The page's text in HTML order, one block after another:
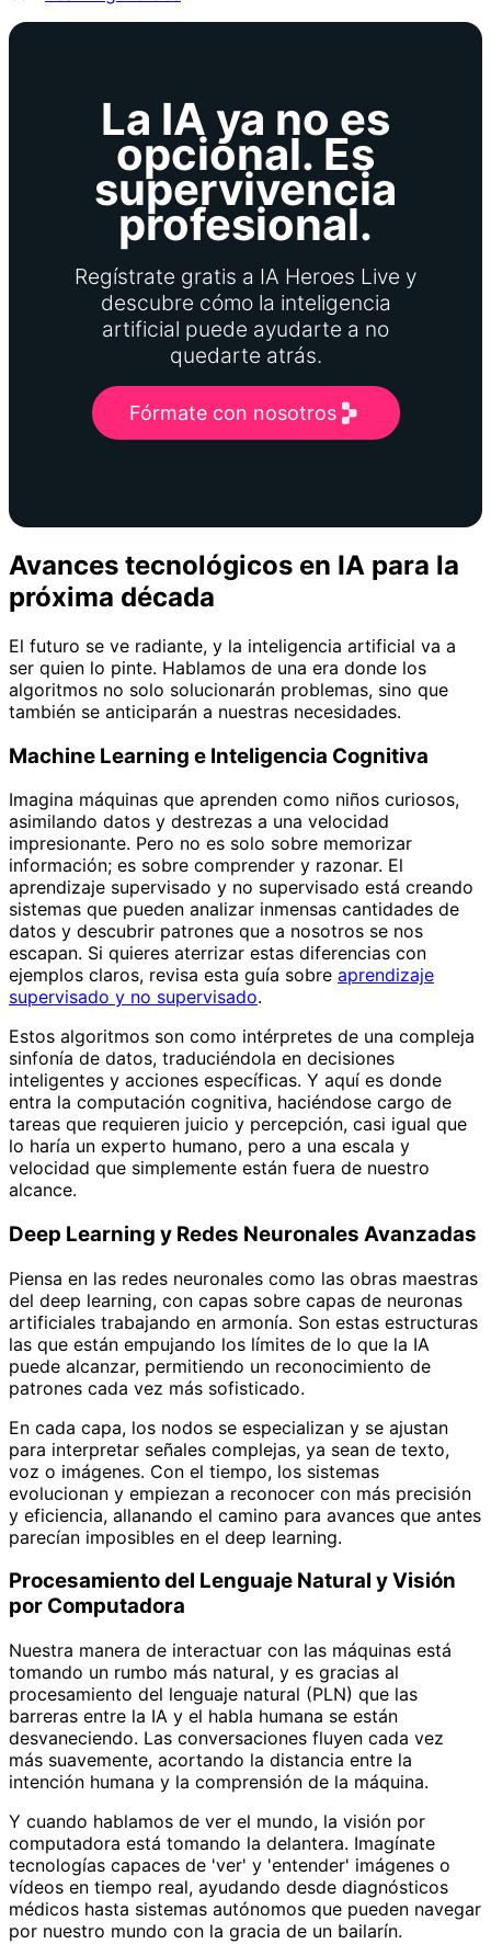
La IA ya no es
opcional. Es
supervivencia
profesional.
Regístrate gratis a IA Heroes Live y
descubre cómo la inteligencia
artificial puede ayudarte a no
quedarte atrás.
Fórmate con nosotros
Avances tecnológicos en IA para la
próxima década
El futuro se ve radiante, y la inteligencia artificial va a
ser quien lo pinte. Hablamos de una era donde los
algoritmos no solo solucionarán problemas, sino que
también se anticiparán a nuestras necesidades.
Machine Learning e Inteligencia Cognitiva
Imagina máquinas que aprenden como niños curiosos,
asimilando datos y destrezas a una velocidad
impresionante. Pero no es solo sobre memorizar
información; es sobre comprender y razonar. El
aprendizaje supervisado y no supervisado está creando
sistemas que pueden analizar inmensas cantidades de
datos y descubrir patrones que a nosotros se nos
escapan. Si quieres aterrizar estas diferencias con
ejemplos claros, revisa esta guía sobre aprendizaje
supervisado y no supervisado.
Estos algoritmos son como intérpretes de una compleja
sinfonía de datos, traduciéndola en decisiones
inteligentes y acciones específicas. Y aquí es donde
entra la computación cognitiva, haciéndose cargo de
tareas que requieren juicio y percepción, casi igual que
lo haría un experto humano, pero a una escala y
velocidad que simplemente están fuera de nuestro
alcance.
Deep Learning y Redes Neuronales Avanzadas
Piensa en las redes neuronales como las obras maestras
del deep learning, con capas sobre capas de neuronas
artificiales trabajando en armonía. Son estas estructuras
las que están empujando los límites de lo que la IA
puede alcanzar, permitiendo un reconocimiento de
patrones cada vez más sofisticado.
En cada capa, los nodos se especializan y se ajustan
para interpretar señales complejas, ya sean de texto,
voz o imágenes. Con el tiempo, los sistemas
evolucionan y empiezan a reconocer con más precisión
y eficiencia, allanando el camino para avances que antes
parecían imposibles en el deep learning.
Procesamiento del Lenguaje Natural y Visión
por Computadora
Nuestra manera de interactuar con las máquinas está
tomando un rumbo más natural, y es gracias al
procesamiento del lenguaje natural (PLN) que las
barreras entre la IA y el habla humana se están
desvaneciendo. Las conversaciones fluyen cada vez
más suavemente, acortando la distancia entre la
intención humana y la comprensión de la máquina.
Y cuando hablamos de ver el mundo, la visión por
computadora está tomando la delantera. Imagínate
tecnologías capaces de 'ver' y 'entender' imágenes o
vídeos en tiempo real, ayudando desde diagnósticos
médicos hasta sistemas autónomos que pueden navegar
por nuestro mundo con la gracia de un bailarín.